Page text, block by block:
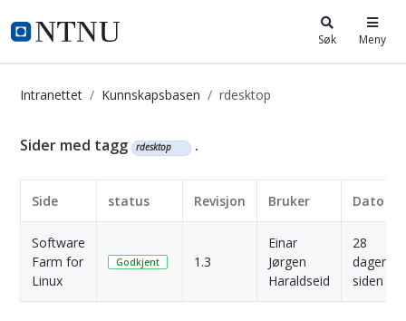
i.ntnu.no Søk Meny
Intranettet Kunnskapsbasen rdesktop
Kunnskapsbasen
Sider med tagg rdesktop .
Side status Revisjon Bruker Dato
Software
Farm for
Linux
Godkjent 1.3
Einar
Jørgen
Haraldseid
28
dager
siden